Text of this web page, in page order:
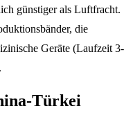
günstiger als Luftfracht.
die
Geräte (Laufzeit 3-
Türkei